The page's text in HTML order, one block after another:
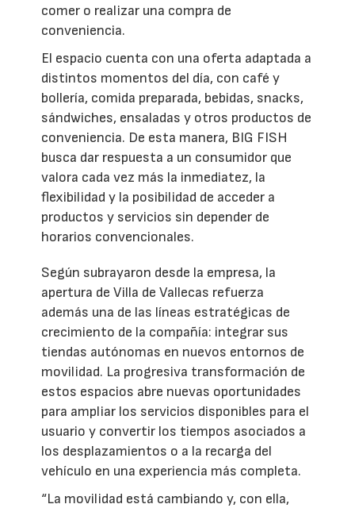
comer o realizar una compra de
conveniencia.
El espacio cuenta con una oferta adaptada a
distintos momentos del día, con café y
bollería, comida preparada, bebidas, snacks,
sándwiches, ensaladas y otros productos de
conveniencia. De esta manera, BIG FISH
busca dar respuesta a un consumidor que
valora cada vez más la inmediatez, la
flexibilidad y la posibilidad de acceder a
productos y servicios sin depender de
horarios convencionales.
Según subrayaron desde la empresa, la
apertura de Villa de Vallecas refuerza
además una de las líneas estratégicas de
crecimiento de la compañía: integrar sus
tiendas autónomas en nuevos entornos de
movilidad. La progresiva transformación de
estos espacios abre nuevas oportunidades
para ampliar los servicios disponibles para el
usuario y convertir los tiempos asociados a
los desplazamientos o a la recarga del
vehículo en una experiencia más completa.
“La movilidad está cambiando y, con ella,